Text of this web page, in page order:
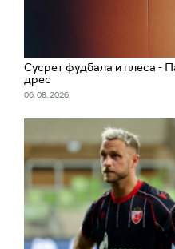
Сусрет фудбала и плеса -
дрес
06. 08. 2026.